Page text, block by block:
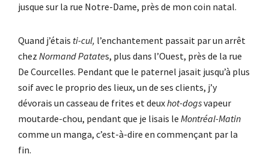
jusque sur la rue Notre-Dame, près de mon coin natal.
Quand j’étais ti-cul, l’enchantement passait par un arrêt
chez Normand Patates, plus dans l’Ouest, près de la rue
De Courcelles. Pendant que le paternel jasait jusqu’à plus
soif avec le proprio des lieux, un de ses clients, j’y
dévorais un casseau de frites et deuxhot-dogsvapeur
moutarde-chou, pendant que je lisais le Montréal-Matin
comme un manga, c’est-à-dire en commençant par la
fin.